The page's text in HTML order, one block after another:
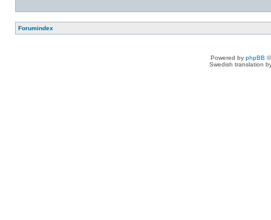
Forumindex
Powered by phpBB
Swedish translation